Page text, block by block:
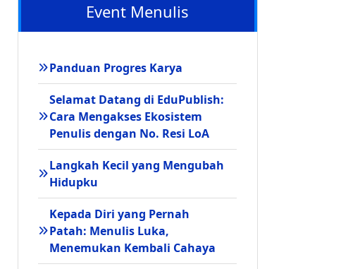
Event Menulis
Panduan Progres Karya
Selamat Datang di EduPublish:
Cara Mengakses Ekosistem
Penulis dengan No. Resi LoA
Langkah Kecil yang Mengubah
Hidupku
Kepada Diri yang Pernah
Patah: Menulis Luka,
Menemukan Kembali Cahaya